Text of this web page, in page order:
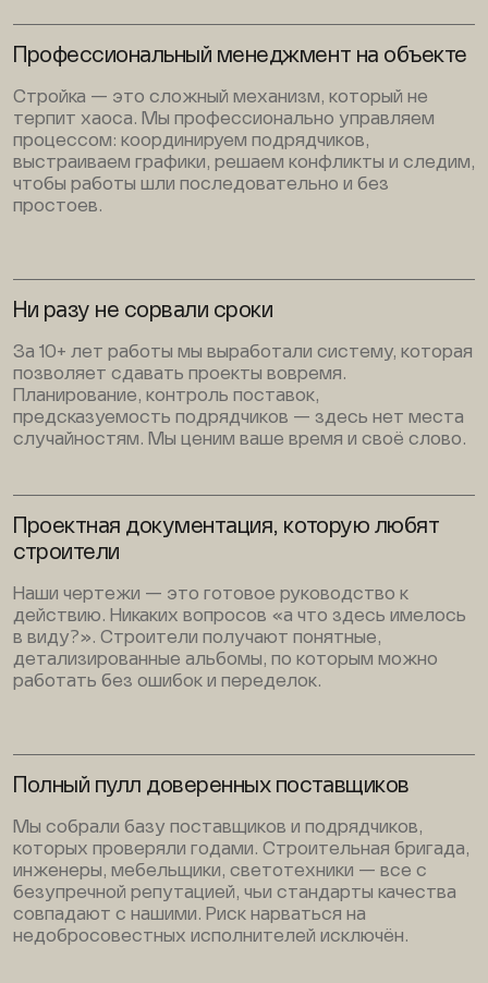
Профессиональный менеджмент на объекте
Стройка — это сложный механизм, который не
терпит хаоса. Мы профессионально управляем
процессом: координируем подрядчиков,
выстраиваем графики, решаем конфликты и следим,
чтобы работы шли последовательно и без
простоев.
Ни разу не сорвали сроки
За 10+ лет работы мы выработали систему, которая
позволяет сдавать проекты вовремя.
Планирование, контроль поставок,
предсказуемость подрядчиков — здесь нет места
случайностям. Мы ценим ваше время и своё слово.
Проектная документация, которую любят
строители
Наши чертежи — это готовое руководство к
действию. Никаких вопросов «а что здесь имелось
в виду?». Строители получают понятные,
детализированные альбомы, по которым можно
работать без ошибок и переделок.
Полный пулл доверенных поставщиков
Мы собрали базу поставщиков и подрядчиков,
которых проверяли годами. Строительная бригада,
инженеры, мебельщики, светотехники — все с
безупречной репутацией, чьи стандарты качества
совпадают с нашими. Риск нарваться на
недобросовестных исполнителей исключён.